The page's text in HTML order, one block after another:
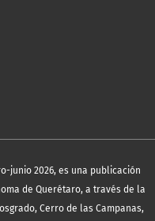
junio 2026, es una publicación
de Querétaro, a través de la
Cerro de las Campanas,